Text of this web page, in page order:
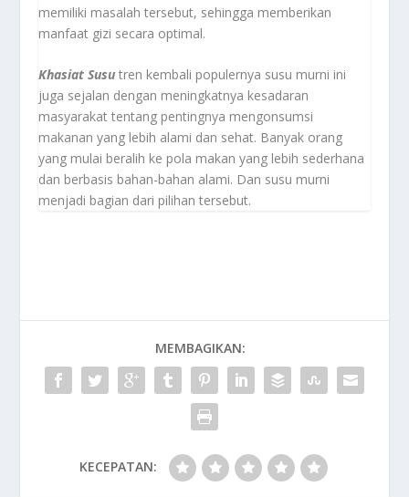
memiliki masalah tersebut, sehingga memberikan
manfaat gizi secara optimal.
Khasiat Susu tren kembali populernya susu murni ini
juga sejalan dengan meningkatnya kesadaran
masyarakat tentang pentingnya mengonsumsi
makanan yang lebih alami dan sehat. Banyak orang
yang mulai beralih ke pola makan yang lebih sederhana
dan berbasis bahan-bahan alami. Dan susu murni
menjadi bagian dari pilihan tersebut.
MEMBAGIKAN:
KECEPATAN: